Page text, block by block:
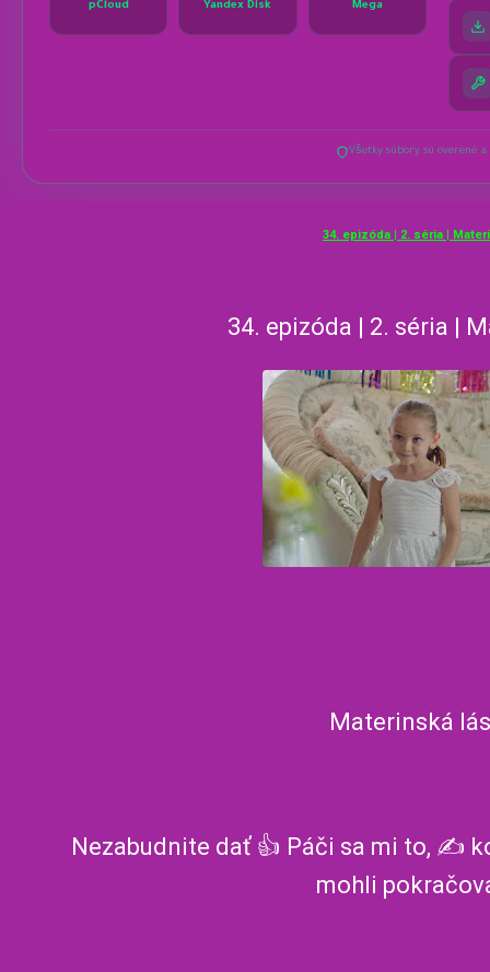
34. epizóda | 2. séria |
34. epizóda | 2. séria |
Materinská
Nezabudnite dať 👍 Páči sa mi to, ✍️
mohli